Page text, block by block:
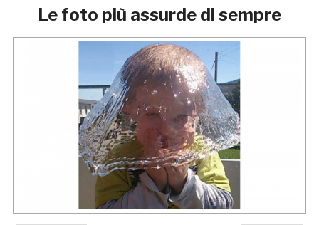
Le foto più assurde di sempre